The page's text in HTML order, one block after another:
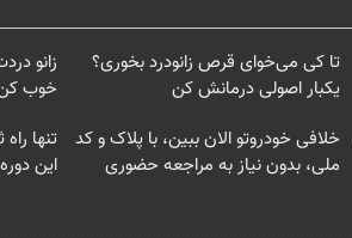
تا کی می‌خوای قرص زانودرد بخوری؟
یکبار اصولی درمانش کن
زانو
خوب
خلافی خودروتو الان ببین، با پلاک و کد
ملی، بدون نیاز به مراجعه حضوری
تنها
این